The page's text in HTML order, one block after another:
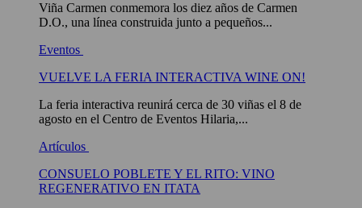
Viña Carmen conmemora los diez años de Carmen
D.O., una línea construida junto a pequeños...
Eventos
VUELVE LA FERIA INTERACTIVA WINE ON!
La feria interactiva reunirá cerca de 30 viñas el 8 de
agosto en el Centro de Eventos Hilaria,...
Artículos
CONSUELO POBLETE Y EL RITO: VINO
REGENERATIVO EN ITATA